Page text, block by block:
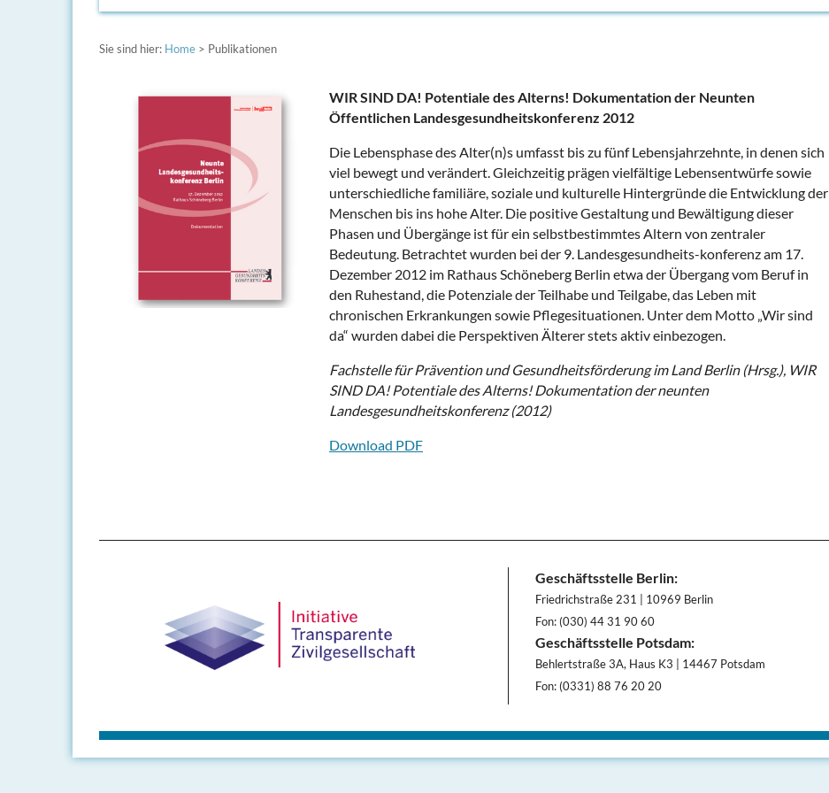
Sie sind hier: Home > Publikationen
WIR SIND DA! Potentiale des Alterns! Dokumentation der Neunten
Öffentlichen Landesgesundheitskonferenz 2012
Die Lebensphase des Alter(n)s umfasst bis zu fünf Lebensjahrzehnte, in denen sich
viel bewegt und verändert. Gleichzeitig prägen vielfältige Lebensentwürfe sowie
unterschiedliche familiäre, soziale und kulturelle Hintergründe die Entwicklung der
Menschen bis ins hohe Alter. Die positive Gestaltung und Bewältigung dieser
Phasen und Übergänge ist für ein selbstbestimmtes Altern von zentraler
Bedeutung. Betrachtet wurden bei der 9. Landesgesundheits-konferenz am 17.
Dezember 2012 im Rathaus Schöneberg Berlin etwa der Übergang vom Beruf in
den Ruhestand, die Potenziale der Teilhabe und Teilgabe, das Leben mit
chronischen Erkrankungen sowie Pflegesituationen. Unter dem Motto „Wir sind
da“ wurden dabei die Perspektiven Älterer stets aktiv einbezogen.
Fachstelle für Prävention und Gesundheitsförderung im Land Berlin (Hrsg.), WIR
SIND DA! Potentiale des Alterns! Dokumentation der neunten
Landesgesundheitskonferenz (2012)
Download PDF
Geschäftsstelle Berlin:
Friedrichstraße 231 | 10969 Berlin
Fon: (030) 44 31 90 60
Geschäftsstelle Potsdam:
Behlertstraße 3A, Haus K3 | 14467 Potsdam
Fon: (0331) 88 76 20 20